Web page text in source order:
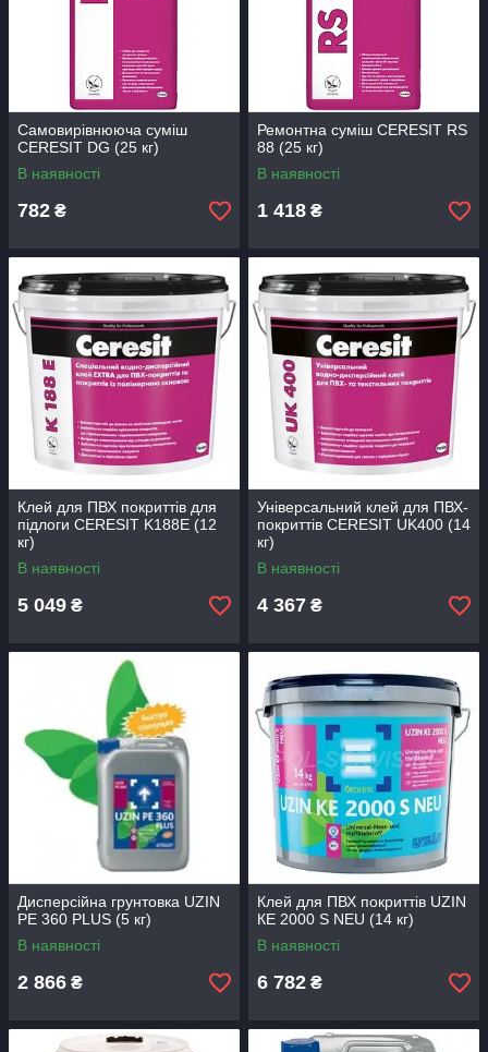
Самовирівнююча суміш
CERESIT DG (25 кг)
В наявності
782 ₴
Ремонтна суміш CERESIT RS
88 (25 кг)
В наявності
1 418 ₴
Клей для ПВХ покриттів для
підлоги CERESIT K188E (12
кг)
В наявності
5 049 ₴
Універсальний клей для ПВХ-
покриттів CERESIT UK400 (14
кг)
В наявності
4 367 ₴
Дисперсійна грунтовка UZIN
PE 360 PLUS (5 кг)
В наявності
2 866 ₴
Клей для ПВХ покриттів UZIN
КЕ 2000 S NEU (14 кг)
В наявності
6 782 ₴